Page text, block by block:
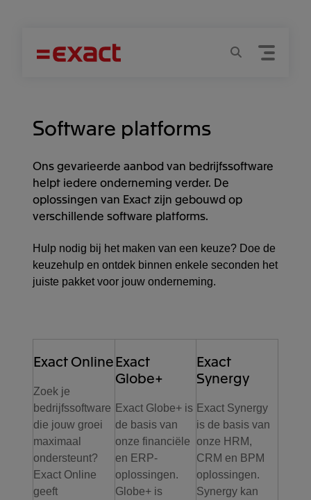
Menu
Zoeken
Software platforms
Ons gevarieerde aanbod van bedrijfssoftware
helpt iedere onderneming verder. De
oplossingen van Exact zijn gebouwd op
verschillende software platforms.
Hulp nodig bij het maken van een keuze? Doe de
keuzehulp en ontdek binnen enkele seconden het
juiste pakket voor jouw onderneming.
Exact Online
Zoek je
bedrijfssoftware
die jouw groei
maximaal
ondersteunt?
Exact Online
geeft
Exact
Globe+
Exact Globe+ is
de basis van
onze financiële
en ERP-
oplossingen.
Globe+ is
Exact
Synergy
Exact Synergy
is de basis van
onze HRM,
CRM en BPM
oplossingen.
Synergy kan